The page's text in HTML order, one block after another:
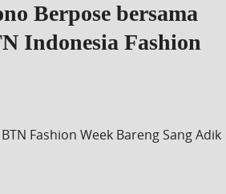
Berpose bersama
Indonesia Fashion
Fashion Week Bareng Sang Adik